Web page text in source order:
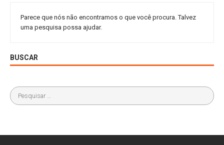
Parece que nós não encontramos o que você procura. Talvez
uma pesquisa possa ajudar.
BUSCAR